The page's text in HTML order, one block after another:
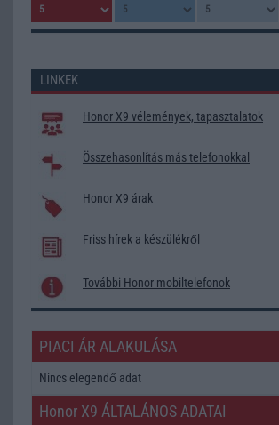
LINKEK
Honor X9 vélemények, tapasztalatok
Összehasonlítás más telefonokkal
Honor X9 árak
Friss hírek a készülékről
További Honor mobiltelefonok
PIACI ÁR ALAKULÁSA
Nincs elegendő adat
Honor X9 ÁLTALÁNOS ADATAI